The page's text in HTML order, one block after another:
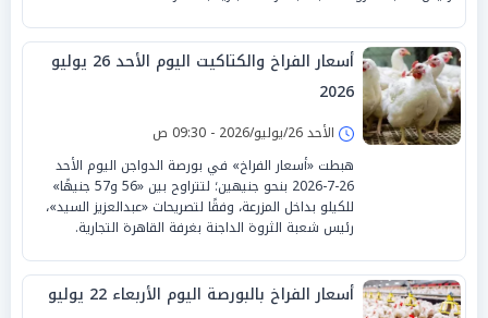
أسعار الفراخ والكتاكيت اليوم الأحد 26 يوليو
2026
الأحد 26/يوليو/2026 - 09:30 ص
هبطت «أسعار الفراخ» في بورصة الدواجن اليوم الأحد
26-7-2026 بنحو جنيهين؛ لتتراوح بين «56 و57 جنيهًا»
للكيلو بداخل المزرعة، وفقًا لتصريحات «عبدالعزيز السيد»،
رئيس شعبة الثروة الداجنة بغرفة القاهرة التجارية.
أسعار الفراخ بالبورصة اليوم الأربعاء 22 يوليو